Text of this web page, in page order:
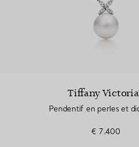
Tiffany
Pendentif en perles et
€ 7.400